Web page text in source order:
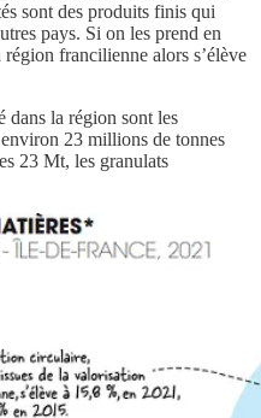
sont des produits finis qui
pays. Si on les prend en
francilienne alors s’élève
dans la région sont les
23 millions de tonnes
23 Mt, les granulats